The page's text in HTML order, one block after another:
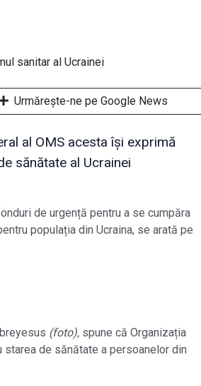
Urmărește-ne pe Google News
al OMS acesta își exprimă
sănătate al Ucrainei
de urgență pentru a se cumpăra
populația din Ucraina, se arată pe
(foto),spune că Organizația
de sănătate a persoanelor din